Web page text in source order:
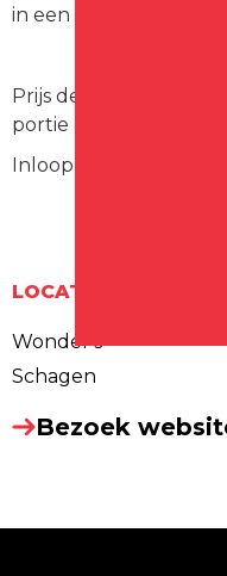
in een team van
Prijs deelname is €
portie bitterballen)
Inloop 19:30 | Start
LOCATIE
Wonder's
Schagen
Bezoek